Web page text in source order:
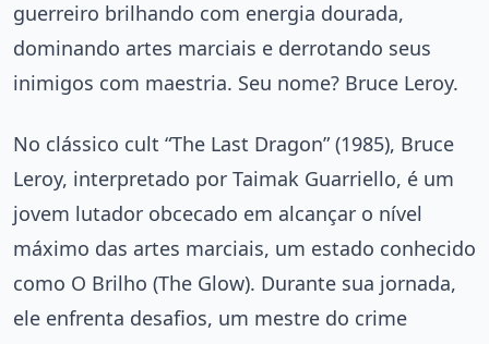
guerreiro brilhando com energia dourada,
dominando artes marciais e derrotando seus
inimigos com maestria. Seu nome? Bruce Leroy.
No clássico cult “The Last Dragon” (1985), Bruce
Leroy, interpretado por Taimak Guarriello, é um
jovem lutador obcecado em alcançar o nível
máximo das artes marciais, um estado conhecido
como O Brilho (The Glow). Durante sua jornada,
ele enfrenta desafios, um mestre do crime